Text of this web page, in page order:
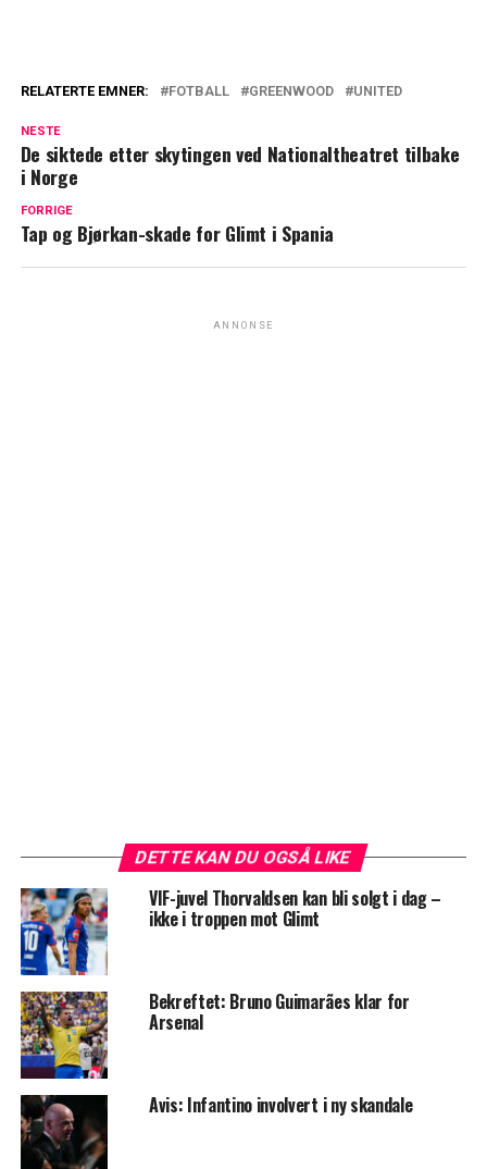
RELATERTE EMNER: FOTBALL GREENWOOD UNITED
NESTE
De siktede etter skytingen ved Nationaltheatret tilbake
i Norge
FORRIGE
Tap og Bjørkan-skade for Glimt i Spania
ANNONSE
DETTE KAN DU OGSÅ LIKE
VIF-juvel Thorvaldsen kan bli solgt i dag –
ikke i troppen mot Glimt
Bekreftet: Bruno Guimarães klar for
Arsenal
Avis: Infantino involvert i ny skandale